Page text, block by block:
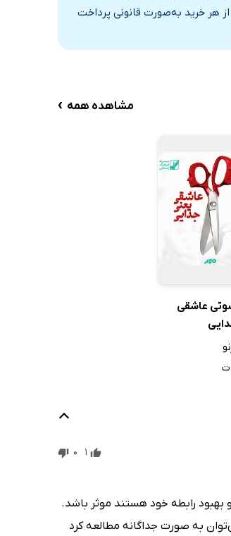
هر خرید به‌صورت قانونی پرداخت
مشاهده همه ›
عاشقی
1
0
بهبود رابطه خود هستند موثر باشد.
به صورت جداگانه مطالعه کرد